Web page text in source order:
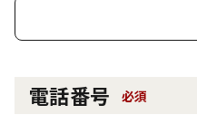
電話番号 必須